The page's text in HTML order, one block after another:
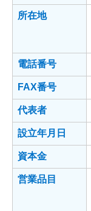
所在地
電話番号
FAX番号
代表者
設立年月日
資本金
営業品目